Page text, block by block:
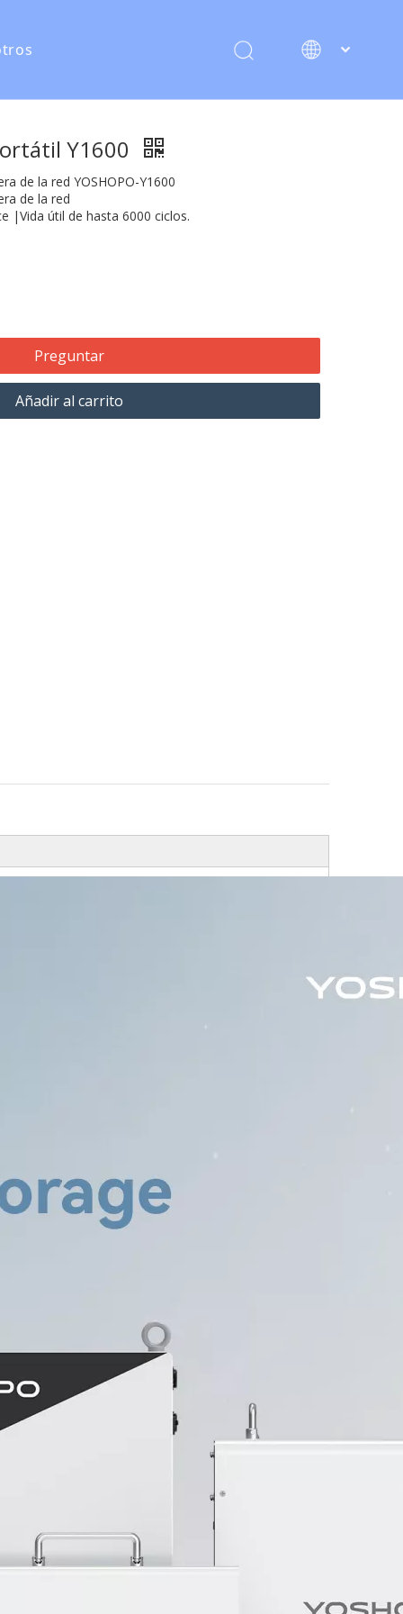
Italiano
Y1600
de la red YOSHOPO-Y1600
de la red
|Vida útil de hasta 6000 ciclos.
Preguntar
Añadir al carrito